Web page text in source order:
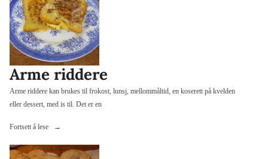
Arme riddere
Arme riddere kan brukes til frokost, lunsj, mellommåltid, en koserett på kvelden
eller dessert, med is til. Det er en
Fortsett å lese
«Arme